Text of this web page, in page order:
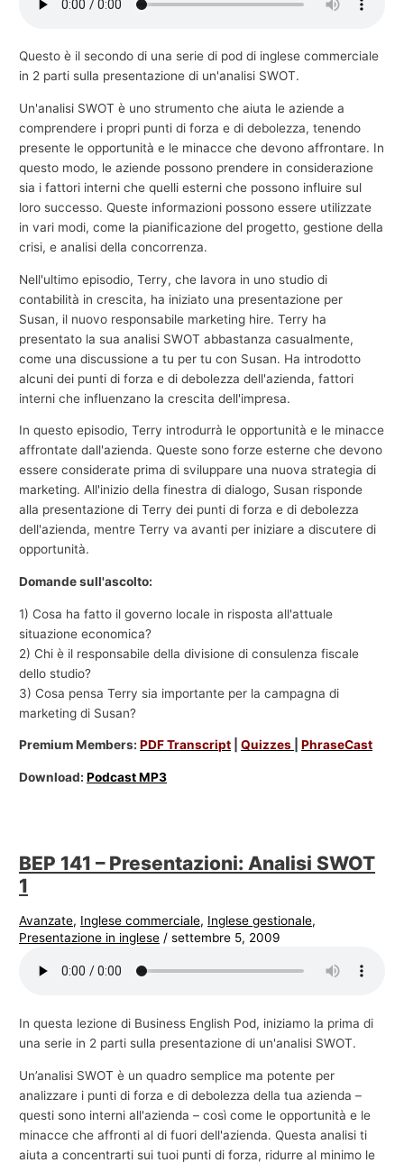
Questo è il secondo di una serie di pod di inglese commerciale
in 2 parti sulla presentazione di un'analisi SWOT.
Un'analisi SWOT è uno strumento che aiuta le aziende a
comprendere i propri punti di forza e di debolezza, tenendo
presente le opportunità e le minacce che devono affrontare. In
questo modo, le aziende possono prendere in considerazione
sia i fattori interni che quelli esterni che possono influire sul
loro successo. Queste informazioni possono essere utilizzate
in vari modi, come la pianificazione del progetto, gestione della
crisi, e analisi della concorrenza.
Nell'ultimo episodio, Terry, che lavora in uno studio di
contabilità in crescita, ha iniziato una presentazione per
Susan, il nuovo responsabile marketing hire. Terry ha
presentato la sua analisi SWOT abbastanza casualmente,
come una discussione a tu per tu con Susan. Ha introdotto
alcuni dei punti di forza e di debolezza dell'azienda, fattori
interni che influenzano la crescita dell'impresa.
In questo episodio, Terry introdurrà le opportunità e le minacce
affrontate dall'azienda. Queste sono forze esterne che devono
essere considerate prima di sviluppare una nuova strategia di
marketing. All'inizio della finestra di dialogo, Susan risponde
alla presentazione di Terry dei punti di forza e di debolezza
dell'azienda, mentre Terry va avanti per iniziare a discutere di
opportunità.
Domande sull'ascolto:
1) Cosa ha fatto il governo locale in risposta all'attuale
situazione economica?
2) Chi è il responsabile della divisione di consulenza fiscale
dello studio?
3) Cosa pensa Terry sia importante per la campagna di
marketing di Susan?
Premium Members:PDF Transcript |Quizzes |PhraseCast
Download:Podcast MP3
BEP 141 – Presentazioni: Analisi SWOT
1
Avanzate, Inglese commerciale, Inglese gestionale,
Presentazione in inglese /settembre 5, 2009
In questa lezione di Business English Pod, iniziamo la prima di
una serie in 2 parti sulla presentazione di un'analisi SWOT.
Un’analisi SWOT è un quadro semplice ma potente per
analizzare i punti di forza e di debolezza della tua azienda –
questi sono interni all'azienda – così come le opportunità e le
minacce che affronti al di fuori dell'azienda. Questa analisi ti
aiuta a concentrarti sui tuoi punti di forza, ridurre al minimo le
o
e
r
c
i
e